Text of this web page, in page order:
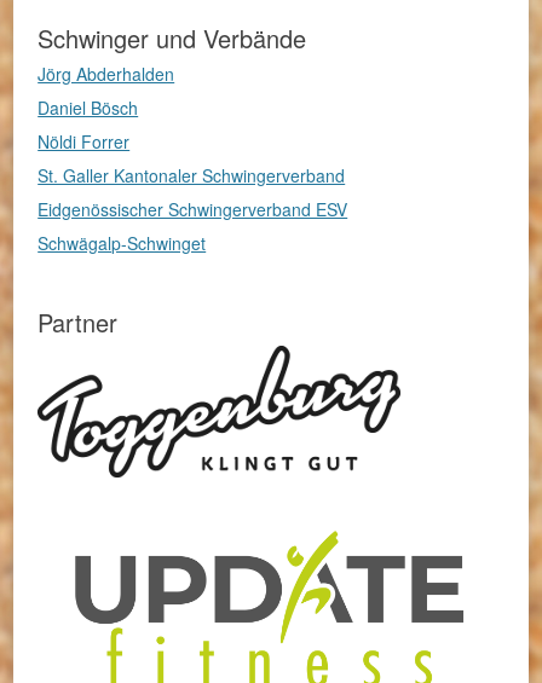
Schwinger und Verbände
Jörg Abderhalden
Daniel Bösch
Nöldi Forrer
St. Galler Kantonaler Schwingerverband
Eidgenössischer Schwingerverband ESV
Schwägalp-Schwinget
Partner